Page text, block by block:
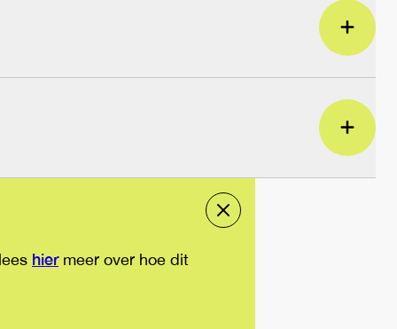
hiermeer over hoe dit